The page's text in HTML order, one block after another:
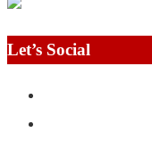
Let’s Social